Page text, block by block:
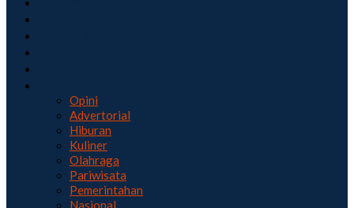
Opini
Advertorial
Hiburan
Kuliner
Olahraga
Pariwisata
Pemerintahan
Nasional